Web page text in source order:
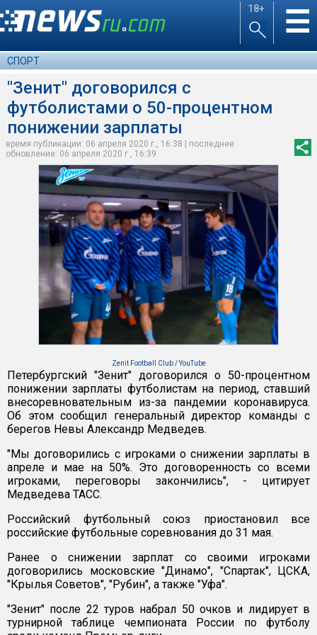
18+ ☰
СПОРТ
"Зенит" договорился с
футболистами о 50-процентном
понижении зарплаты
время публикации: 06 апреля 2020 г., 16:38 | последнее
обновление: 06 апреля 2020 г., 16:39
Zenit Football Club / YouTube
Петербургский "Зенит" договорился о 50-процентном
понижении зарплаты футболистам на период, ставший
внесоревновательным из-за пандемии коронавируса.
Об этом сообщил генеральный директор команды с
берегов Невы Александр Медведев.
"Мы договорились с игроками о снижении зарплаты в
апреле и мае на 50%. Это договоренность со всеми
игроками, переговоры закончились", - цитирует
Медведева ТАСС.
Российский футбольный союз приостановил все
российские футбольные соревнования до 31 мая.
Ранее о снижении зарплат со своими игроками
договорились московские "Динамо", "Спартак", ЦСКА,
"Крылья Советов", "Рубин", а также "Уфа".
"Зенит" после 22 туров набрал 50 очков и лидирует в
турнирной таблице чемпионата России по футболу